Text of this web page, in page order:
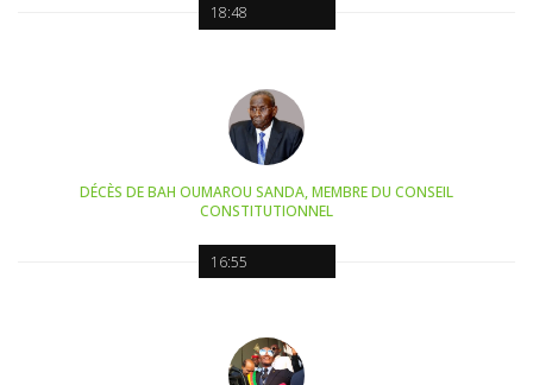
18:48
16:55
DÉCÈS DE BAH OUMAROU SANDA, MEMBRE DU CONSEIL
CONSTITUTIONNEL